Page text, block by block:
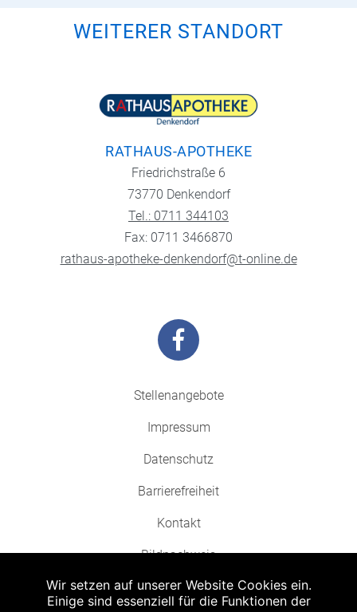
WEITERER STANDORT
RATHAUS-APOTHEKE
Friedrichstraße 6
73770 Denkendorf
Tel.: 0711 344103
Fax: 0711 3466870
rathaus-apotheke-denkendorf@t-online.de
Stellenangebote
Impressum
Datenschutz
Barrierefreiheit
Kontakt
Bildnachweis
Wir setzen auf unserer Website Cookies ein.
Einige sind essenziell für die Funktionen der